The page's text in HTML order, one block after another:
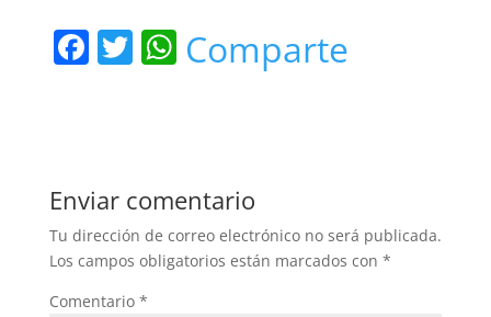
F
b
o
o
k
T W
A
p
p
Comparte
Enviar comentario
Tu dirección de correo electrónico no será publicada.
Los campos obligatorios están marcados con *
Comentario *